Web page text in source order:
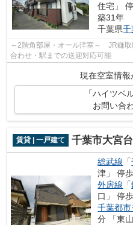
住宅」
築31年
千葉県千
～2階角部屋・オール洋室～ JR鎌
合わせ・駅までの送迎対応可能
現在空室情報
「ハイツベ
お問い合
賃貸 | 一戸建て 千葉市大宮
総武線 「
津」 停
外房線 「
口」 停
千葉都
分 「東